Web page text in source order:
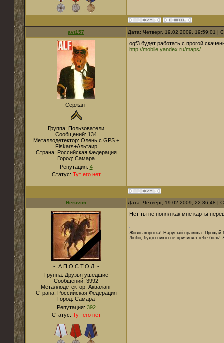
avt157 Дата: Четверг, 19.02.2009, 19:59:01 |
Сержант
Группа: Пользователи
Сообщений: 134
Металлодетектор: Олень с GPS +
Fiskars+Альтаир
Страна: Российская Федерация
Город: Самара
Репутация: 4
Статус: Тут его нет
ogf3 будет работать с прогой
http://mobile.yandex.ru/maps/
Heruvim Дата: Четверг, 19.02.2009, 22:36:48 |
-=А.П.О.С.Т.О.Л=-
Группа: Друзья ушедшие
Сообщений: 3992
Металлодетектор: Акваланг
Страна: Российская Федерация
Город: Самара
Репутация: 392
Статус: Тут его нет
Нет ты не понял как мне карты
Жизнь коротка! Нарушай правила. Прощай
Люби, будто никто не причинял тебе